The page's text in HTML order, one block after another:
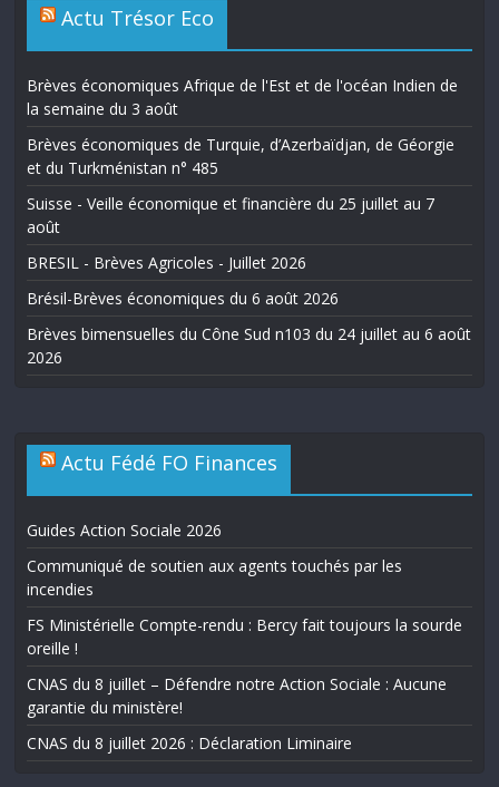
Actu Trésor Eco
Brèves économiques Afrique de l'Est et de l'océan Indien de
la semaine du 3 août
Brèves économiques de Turquie, d’Azerbaïdjan, de Géorgie
et du Turkménistan n° 485
Suisse - Veille économique et financière du 25 juillet au 7
août
BRESIL - Brèves Agricoles - Juillet 2026
Brésil-Brèves économiques du 6 août 2026
Brèves bimensuelles du Cône Sud n103 du 24 juillet au 6 août
2026
Actu Fédé FO Finances
Guides Action Sociale 2026
Communiqué de soutien aux agents touchés par les
incendies
FS Ministérielle Compte-rendu : Bercy fait toujours la sourde
oreille !
CNAS du 8 juillet – Défendre notre Action Sociale : Aucune
garantie du ministère!
CNAS du 8 juillet 2026 : Déclaration Liminaire